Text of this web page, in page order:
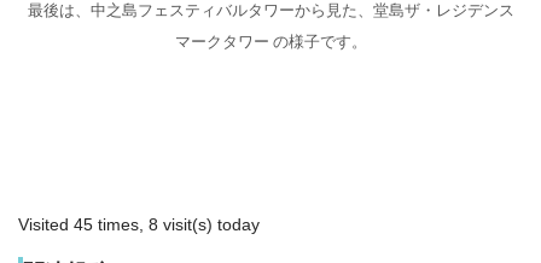
最後は、中之島フェスティバルタワーから見た、堂島ザ・レジデンス
マークタワー の様子です。
Visited 45 times, 8 visit(s) today